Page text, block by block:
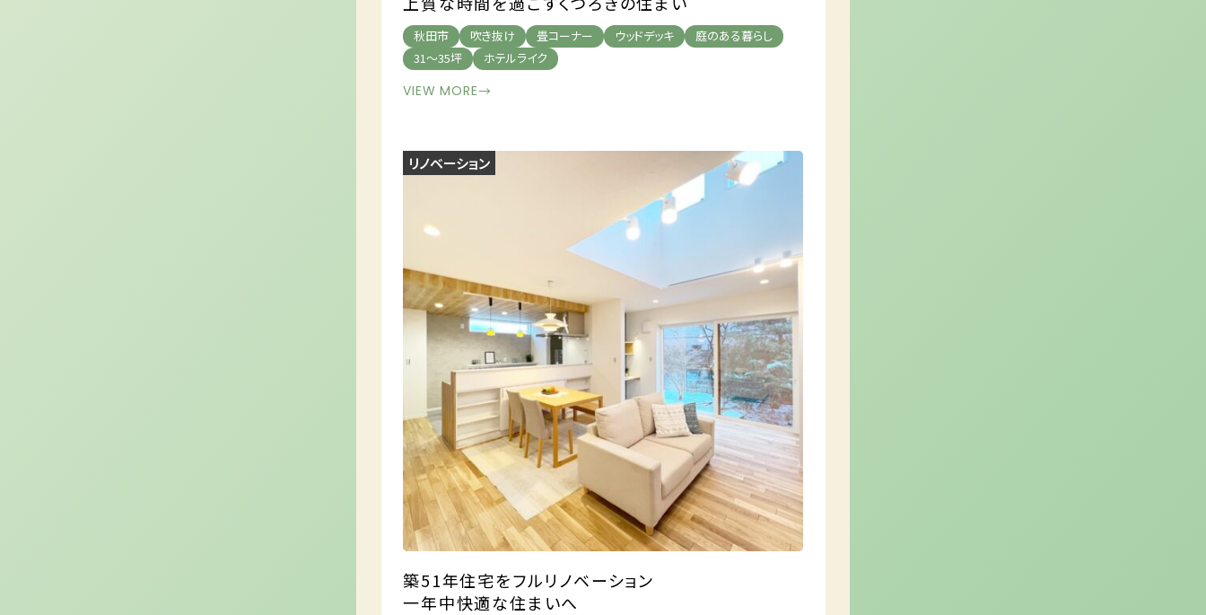
秋田市 吹き抜け 畳コーナー ウッドデッキ
庭のある暮らし
31～35坪
ホテルライク
VIEW MORE→
築51年住宅をフルリノベーション
一年中快適な住まいへ
リノベーション